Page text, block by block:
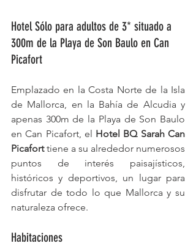
Hotel Sólo para adultos de 3* situado a
300m de la Playa de Son Baulo en Can
Picafort
Emplazado en la Costa Norte de la Isla
de Mallorca, en la Bahía de Alcudia y
apenas 300m de la Playa de Son Baulo
en Can Picafort, el Hotel BQ Sarah Can
Picafort tiene a su alrededor numerosos
puntos de interés paisajísticos,
históricos y deportivos, un lugar para
disfrutar de todo lo que Mallorca y su
naturaleza ofrece.
Habitaciones